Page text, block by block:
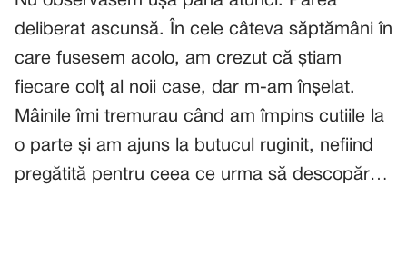
deliberat ascunsă. În cele câteva săptămâni în
care fusesem acolo, am crezut că știam
fiecare colț al noii case, dar m-am înșelat.
Mâinile îmi tremurau când am împins cutiile la
o parte și am ajuns la butucul ruginit, nefiind
pregătită pentru ceea ce urma să descopăr…